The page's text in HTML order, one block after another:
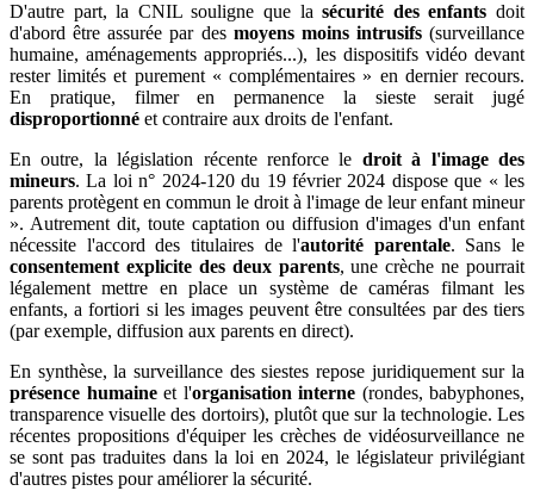
D'autre part, la CNIL souligne que lasécurité des enfants doit
d'abord être assurée par des moyens moins intrusifs(surveillance
humaine, aménagements appropriés...), les dispositifs vidéo devant
rester limités et purement « complémentaires » en dernier recours.
En pratique, filmer en permanence la sieste serait jugé
disproportionné et contraire aux droits de l'enfant.
En outre, la législation récente renforce le droit à l'image des
mineurs. La loi n° 2024-120 du 19 février 2024 dispose que « les
parents protègent en commun le droit à l'image de leur enfant mineur
». Autrement dit, toute captation ou diffusion d'images d'un enfant
nécessite l'accord des titulaires de l'autorité parentale. Sans le
consentement explicite des deux parents, une crèche ne pourrait
légalement mettre en place un système de caméras filmant les
enfants, a fortiori si les images peuvent être consultées par des tiers
(par exemple, diffusion aux parents en direct).
En synthèse, la surveillance des siestes repose juridiquement sur la
présence humaineet l'organisation interne (rondes, babyphones,
transparence visuelle des dortoirs), plutôt que sur la technologie. Les
récentes propositions d'équiper les crèches de vidéosurveillance ne
se sont pas traduites dans la loi en 2024, le législateur privilégiant
d'autres pistes pour améliorer la sécurité.